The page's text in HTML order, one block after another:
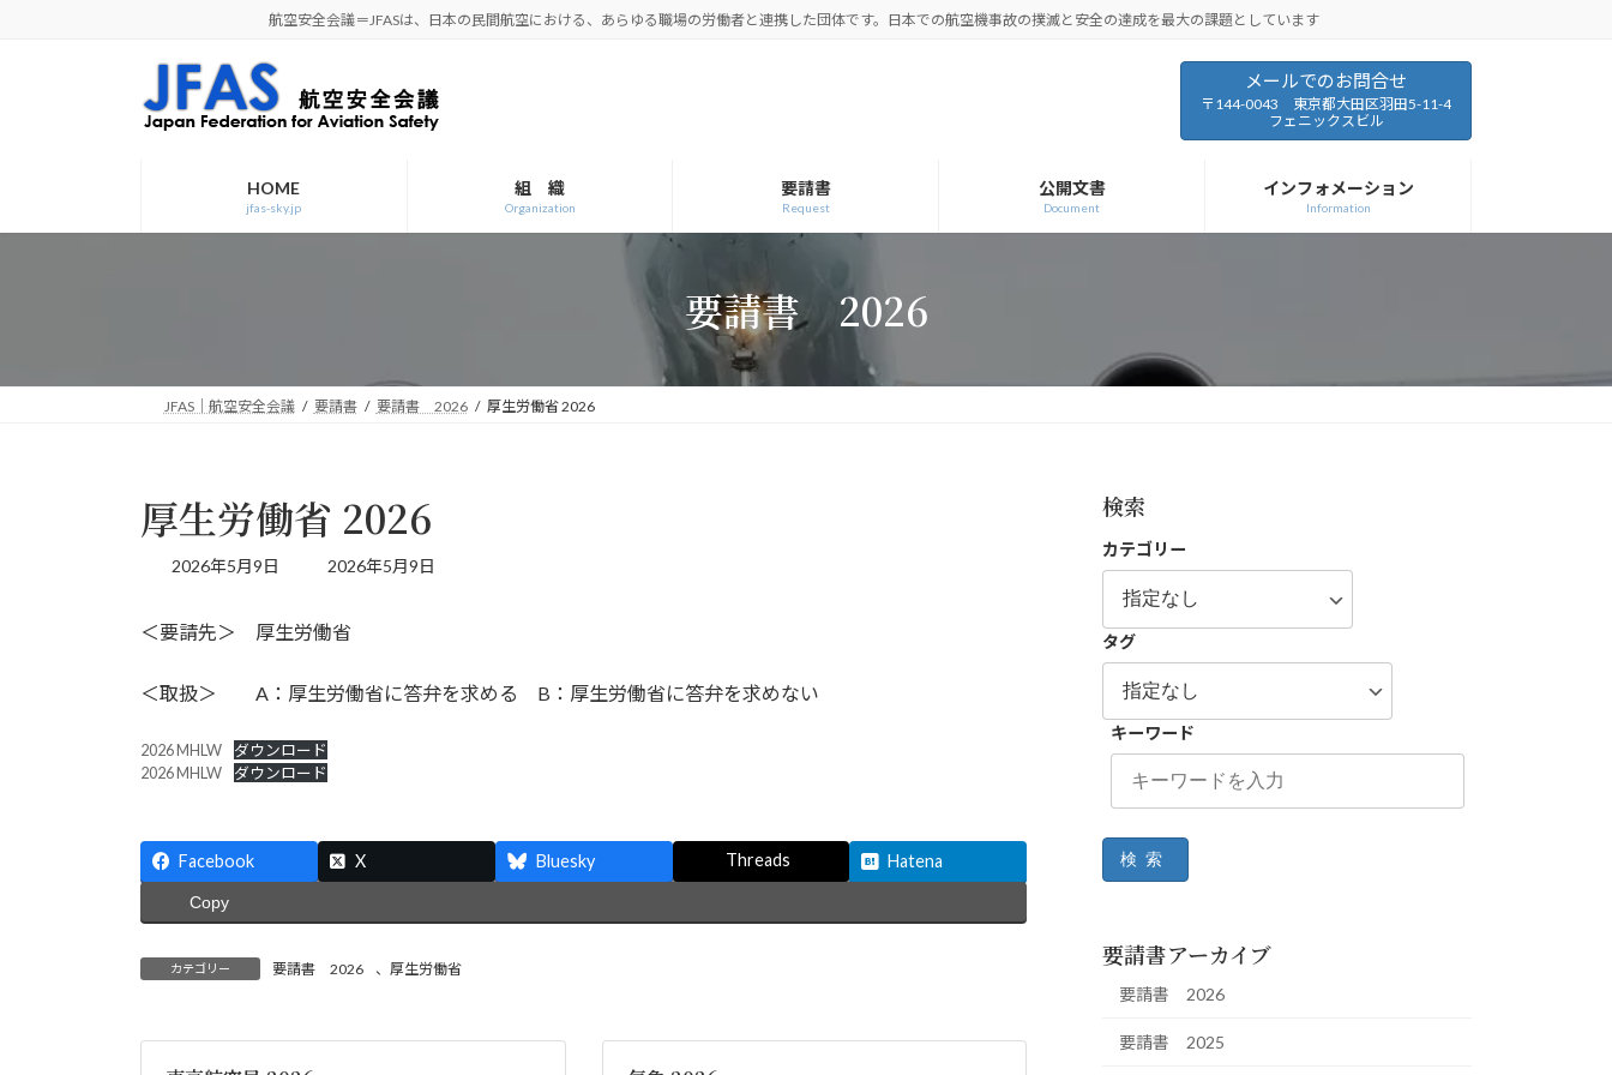
航空安全会議＝JFASは、日本の民間航空における、あらゆる職場の労働者と連携した団体です。日本での航空機事故の撲滅と安全の達成を最大の課題としています
メールでのお問合せ
〒144-0043 東京都大田区羽田5-11-4
フェニックスビル
HOME
jfas-sky.jp
組 織
Organization
要請書
Request
公開文書
Document
インフォメーション
Information
要請書 2026
JFAS｜航空安全会議 要請書 要請書 2026 厚生労働省 2026
厚生労働省 2026
2026年5月9日
最
新
時
:
2026年5月9日
＜要請先＞ 厚生労働省
＜取扱＞ A：厚生労働省に答弁を求める B：厚生労働省に答弁を求めない
2026 MHLW
ダウンロード
2026 MHLW
ダウンロード
Facebook X Bluesky Threads Hatena
Copy
カテゴリー 要請書 2026 、 厚生労働省
検索
カテゴリー
タグ
キーワード
検索
要請書アーカイブ
要請書 2026
要請書 2025